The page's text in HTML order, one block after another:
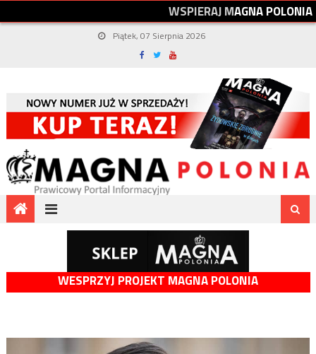
WSPIERAJMAGNAPOLONIA
Piątek, 07 Sierpnia 2026
WESPRZYJ PROJEKT MAGNA POLONIA